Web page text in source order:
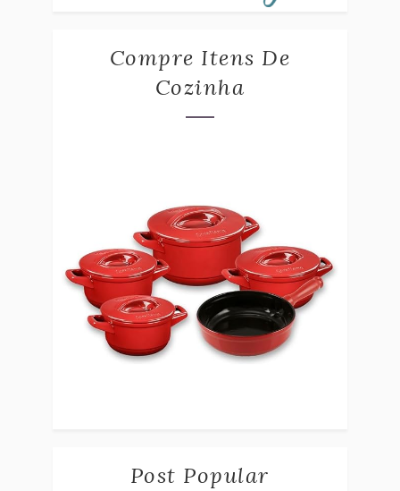
Compre Itens De
Cozinha
Post Popular